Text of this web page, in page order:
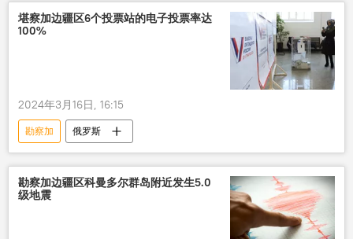
堪察加边疆区6个投票站的电子投票率达
100%
2024年3月16日, 16:15
勘察加 俄罗斯
勘察加边疆区科曼多尔群岛附近发生5.0
级地震